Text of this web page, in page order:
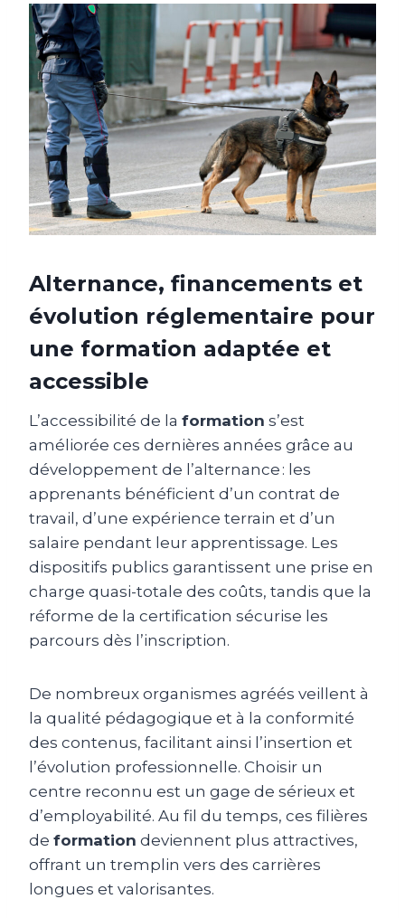
Alternance, financements et
évolution réglementaire pour
une formation adaptée et
accessible
L’accessibilité de la formation s’est
améliorée ces dernières années grâce au
développement de l’alternance : les
apprenants bénéficient d’un contrat de
travail, d’une expérience terrain et d’un
salaire pendant leur apprentissage. Les
dispositifs publics garantissent une prise en
charge quasi-totale des coûts, tandis que la
réforme de la certification sécurise les
parcours dès l’inscription.
De nombreux organismes agréés veillent à
la qualité pédagogique et à la conformité
des contenus, facilitant ainsi l’insertion et
l’évolution professionnelle. Choisir un
centre reconnu est un gage de sérieux et
d’employabilité. Au fil du temps, ces filières
de formation deviennent plus attractives,
offrant un tremplin vers des carrières
longues et valorisantes.